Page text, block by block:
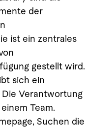
der
ist ein zentrales
gestellt wird.
sich ein
Verantwortung
Team.
Suchen die